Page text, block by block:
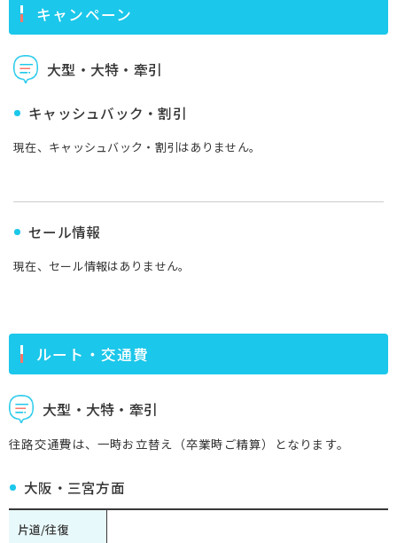
キャンペーン
大型・大特・牽引
キャッシュバック・割引
現在、キャッシュバック・割引はありません。
セール情報
現在、セール情報はありません。
ルート・交通費
大型・大特・牽引
往路交通費は、一時お立替え（卒業時ご精算）となります。
大阪・三宮方面
片道/往復